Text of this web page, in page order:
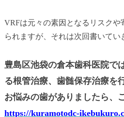
VRFは元々の素因となるリスクや
られますが、それは次回書いてい
豊島区池袋の倉本歯科医院で
る根管治療、歯髄保存治療を
お悩みの歯がありましたら、
https://kuramotodc-